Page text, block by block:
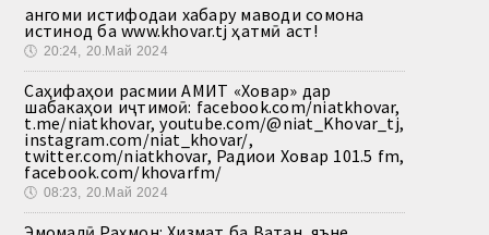
Ҳангоми истифодаи хабару маводи сомона
истинод ба www.khovar.tj ҳатмӣ аст!
🕔 20:24, 20.Май 2024
Саҳифаҳои расмии АМИТ «Ховар» дар
шабакаҳои иҷтимоӣ: facebook.com/niatkhovar,
t.me/niatkhovar, youtube.com/@niat_Khovar_tj,
instagram.com/niat_khovar/,
twitter.com/niatkhovar, Радиои Ховар 101.5 fm,
facebook.com/khovarfm/
🕔 08:23, 20.Май 2024